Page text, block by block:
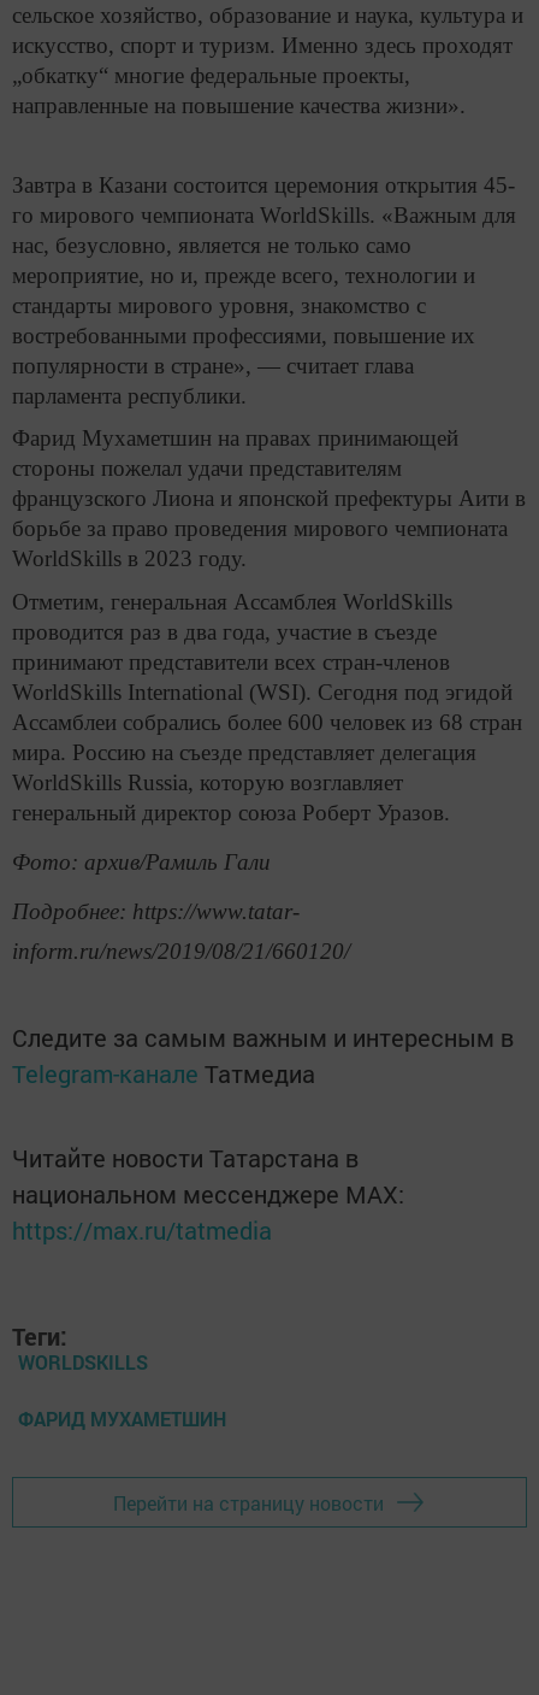
сельское хозяйство, образование и наука, культура и
искусство, спорт и туризм. Именно здесь проходят
„обкатку“ многие федеральные проекты,
направленные на повышение качества жизни».
Завтра в Казани состоится церемония открытия 45-
го мирового чемпионата WorldSkills. «Важным для
нас, безусловно, является не только само
мероприятие, но и, прежде всего, технологии и
стандарты мирового уровня, знакомство с
востребованными профессиями, повышение их
популярности в стране», — считает глава
парламента республики.
Фарид Мухаметшин на правах принимающей
стороны пожелал удачи представителям
французского Лиона и японской префектуры Аити в
борьбе за право проведения мирового чемпионата
WorldSkills в 2023 году.
Отметим, генеральная Ассамблея WorldSkills
проводится раз в два года, участие в съезде
принимают представители всех стран-членов
WorldSkills International (WSI). Сегодня под эгидой
Ассамблеи собрались более 600 человек из 68 стран
мира. Россию на съезде представляет делегация
WorldSkills Russia, которую возглавляет
генеральный директор союза Роберт Уразов.
Фото: архив/Рамиль Гали
Подробнее: https://www.tatar-
inform.ru/news/2019/08/21/660120/
Следите за самым важным и интересным в
Telegram-канале Татмедиа
Читайте новости Татарстана в
национальном мессенджере MАХ:
https://max.ru/tatmedia
Теги:
WORLDSKILLS
ФАРИД МУХАМЕТШИН
Перейти на страницу новости